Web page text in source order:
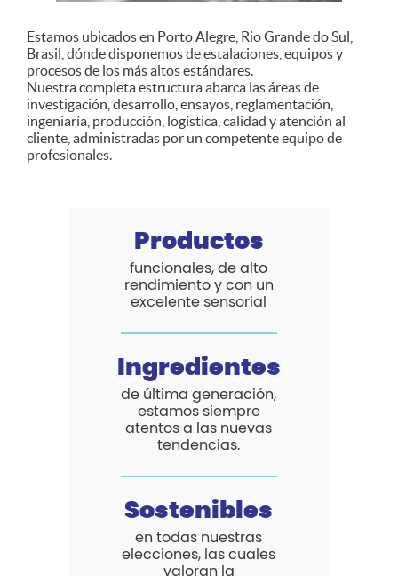
Estamos ubicados en Porto Alegre, Rio Grande do Sul,
Brasil, dónde disponemos de estalaciones, equipos y
procesos de los más altos estándares.
Nuestra completa estructura abarca las áreas de
investigación, desarrollo, ensayos, reglamentación,
ingeniaría, producción, logística, calidad y atención al
cliente, administradas por un competente equipo de
profesionales.
Productos
funcionales, de alto
rendimiento y con un
excelente sensorial
Ingredientes
de última generación,
estamos siempre
atentos a las nuevas
tendencias.
Sostenibles
en todas nuestras
elecciones, las cuales
valoran la